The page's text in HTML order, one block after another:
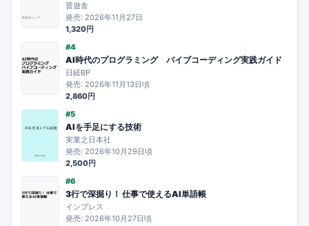
晋遊舎
発売: 2026年11月27日
1,320円
#4
AI時代のプログラミング バイブコーディング実践ガイド
日経BP
発売: 2026年11月13日頃
2,860円
#5
AIを手足にする技術
実業之日本社
発売: 2026年10月29日頃
2,500円
#6
3行で深掘り！ 仕事で使えるAI単語帳
インプレス
発売: 2026年10月27日頃